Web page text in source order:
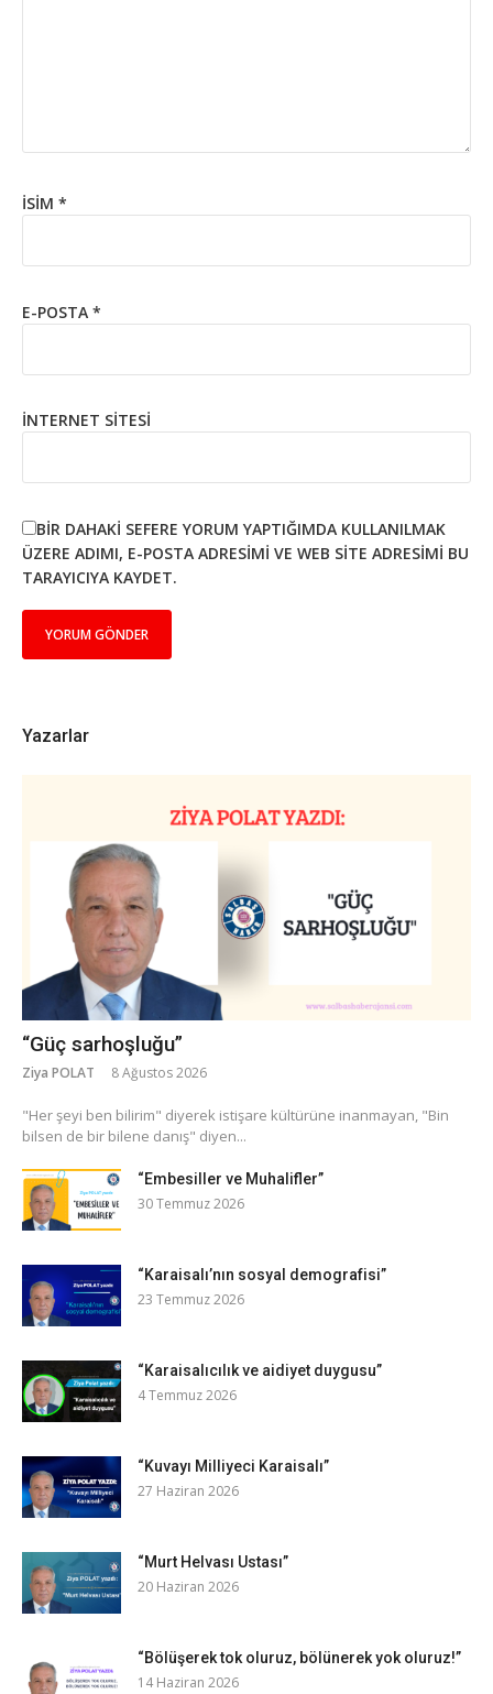
İSIM *
E-POSTA *
İNTERNET SITESI
BIR DAHAKI SEFERE YORUM YAPTIĞIMDA KULLANILMAK
ÜZERE ADIMI, E-POSTA ADRESIMI VE WEB SITE ADRESIMI BU
TARAYICIYA KAYDET.
Yazarlar
“Güç sarhoşluğu”
Ziya POLAT 8 Ağustos 2026
​"Her şeyi ben bilirim" diyerek istişare kültürüne inanmayan, "Bin
bilsen de bir bilene danış" diyen...
“Embesiller ve Muhalifler”
30 Temmuz 2026
“Karaisalı’nın sosyal demografisi”
23 Temmuz 2026
“Karaisalıcılık ve aidiyet duygusu”
4 Temmuz 2026
“Kuvayı Milliyeci Karaisalı”
27 Haziran 2026
“Murt Helvası Ustası”
20 Haziran 2026
“Bölüşerek tok oluruz, bölünerek yok oluruz!”
14 Haziran 2026